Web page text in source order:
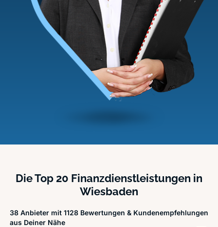
Die Top 20 Finanzdienstleistungen in
Wiesbaden
38 Anbieter mit 1128 Bewertungen & Kundenempfehlungen
aus Deiner Nähe